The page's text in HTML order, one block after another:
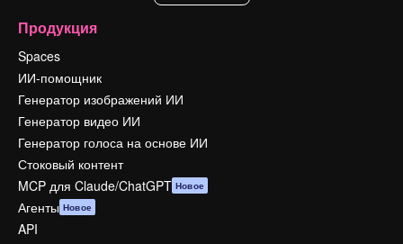
Продукция
Spaces
ИИ-помощник
Генератор изображений ИИ
Генератор видео ИИ
Генератор голоса на основе ИИ
Стоковый контент
MCP для Claude/ChatGPT Новое
Агенты Новое
API